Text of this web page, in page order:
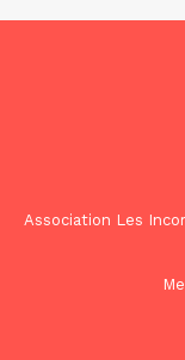
Association Les